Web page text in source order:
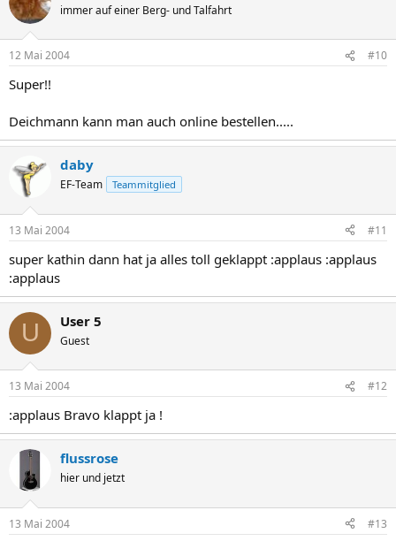
immer auf einer Berg- und Talfahrt
12 Mai 2004 #10
Super!!
Deichmann kann man auch online bestellen.....
daby
EF-Team Teammitglied
13 Mai 2004 #11
super kathin dann hat ja alles toll geklappt :applaus :applaus
:applaus
U User 5
Guest
13 Mai 2004 #12
:applaus Bravo klappt ja !
flussrose
hier und jetzt
13 Mai 2004 #13